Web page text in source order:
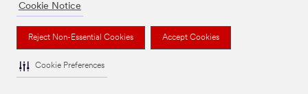
Cookie Notice
Reject Non-Essential Cookies Accept Cookies
Cookie Preferences